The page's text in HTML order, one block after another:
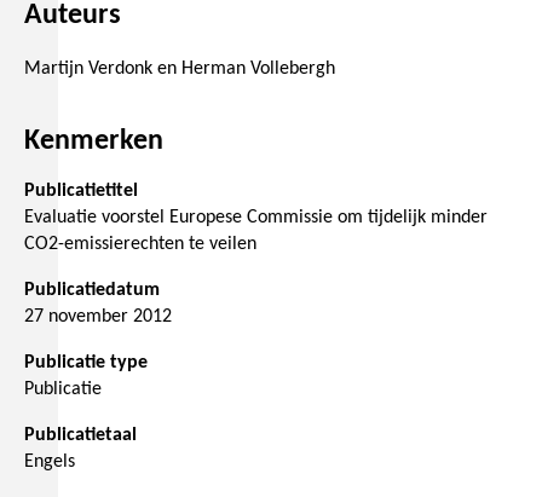
Auteurs
Martijn Verdonk en Herman Vollebergh
Kenmerken
Publicatietitel
Evaluatie voorstel Europese Commissie om tijdelijk minder
CO2-emissierechten te veilen
Publicatiedatum
27 november 2012
Publicatie type
Publicatie
Publicatietaal
Engels